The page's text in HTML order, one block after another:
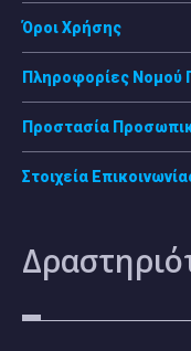
Όροι Χρήσης
Πληροφορίες Νομού
Προστασία
Στοιχεία